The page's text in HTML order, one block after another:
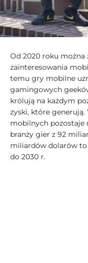
Od 2020 roku można
zainteresowania
temu gry mobilne
gamingowych
królują na każdym
zyski, które generują.
mobilnych pozostaje
branży gier z 92
miliardów dolarów
do 2030 r.